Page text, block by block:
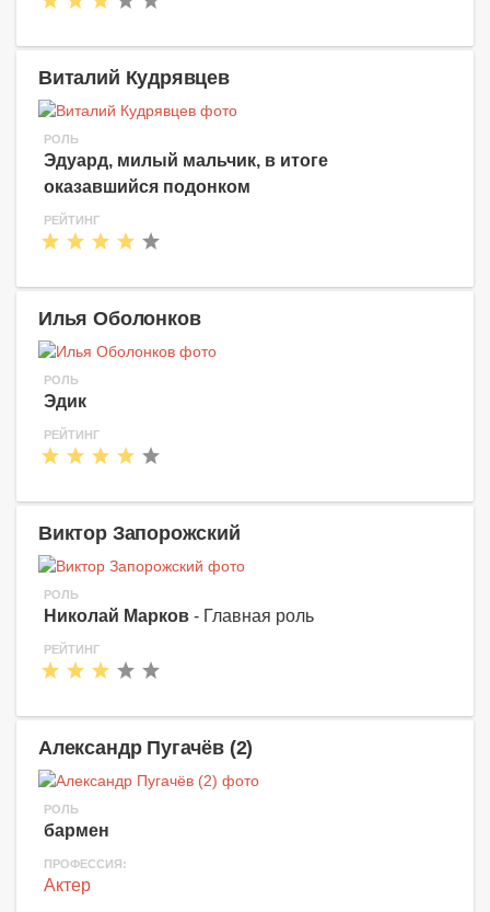
Виталий Кудрявцев
РОЛЬ
Эдуард, милый мальчик, в итоге
оказавшийся подонком
РЕЙТИНГ
Илья Оболонков
РОЛЬ
Эдик
РЕЙТИНГ
Виктор Запорожский
РОЛЬ
Николай Марков - Главная роль
РЕЙТИНГ
Александр Пугачёв (2)
РОЛЬ
бармен
ПРОФЕССИЯ:
Актер